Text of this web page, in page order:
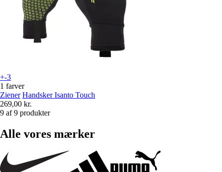
+-3
1 farver
Ziener Handsker Isanto Touch
269,00 kr.
9 af 9 produkter
Alle vores mærker